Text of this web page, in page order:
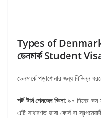
Types of
ডেনমার্ক Student
ডেনমার্কে পড়াশোনার জন্য বিভিন্ন
শর্ট-টার্ম শেনজেন ভিসা: ৯০ দিনের কম
এটি সাধারণত ভাষা কোর্স বা